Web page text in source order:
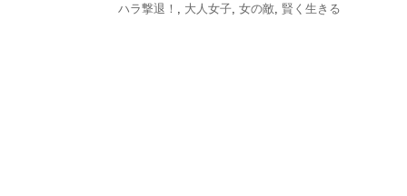
ハラ撃退！
大人女子 女の敵 賢く生きる